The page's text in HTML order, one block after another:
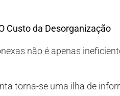
Custo da Desorganização
não é apenas
torna-se uma ilha de